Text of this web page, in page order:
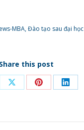
MBA,Đào tạo sau đại học
Share this post